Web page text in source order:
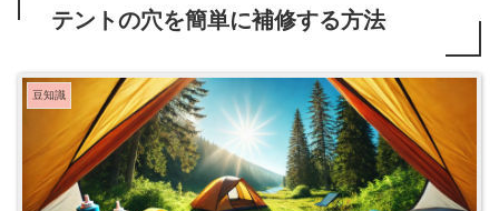
テントの穴を簡単に補修する方法
豆知識